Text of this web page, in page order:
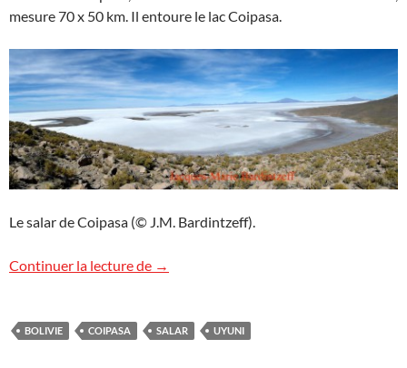
mesure 70 x 50 km. Il entoure le lac Coipasa.
Le salar de Coipasa (© J.M. Bardintzeff).
Continuer la lecture de Salar de Coipasa, Bolivie
→
BOLIVIE COIPASA SALAR UYUNI